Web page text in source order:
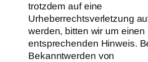
trotzdem auf eine
Urheberrechtsverletzung
werden, bitten wir um einen
entsprechenden Hinweis.
Bekanntwerden von